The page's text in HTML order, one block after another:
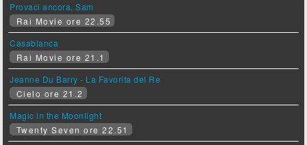
Provaci ancora, Sam
Rai Movie ore 22.55
Casablanca
Rai Movie ore 21.1
Jeanne Du Barry - La Favorita del Re
Cielo ore 21.2
Magic in the Moonlight
Twenty Seven ore 22.51